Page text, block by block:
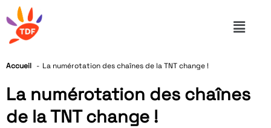
Accueil La numérotation des chaînes de la TNT change !
La numérotation des chaînes
de la TNT change !